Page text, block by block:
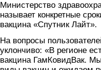
Министерство
называет конкретные
вакцина «Спутник Лайт».
На вопросы
уклончиво: «В регионе
вакцина ГамКовидВак.